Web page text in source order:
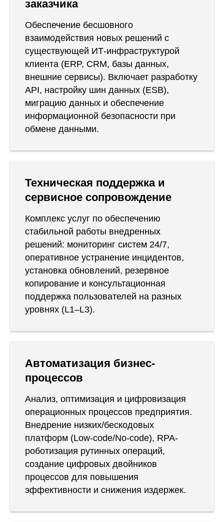
заказчика
Обеспечение бесшовного
взаимодействия новых решений с
существующей ИТ-инфраструктурой
клиента (ERP, CRM, базы данных,
внешние сервисы). Включает разработку
API, настройку шин данных (ESB),
миграцию данных и обеспечение
информационной безопасности при
обмене данными.
Техническая поддержка и
сервисное сопровождение
Комплекс услуг по обеспечению
стабильной работы внедренных
решений: мониторинг систем 24/7,
оперативное устранение инцидентов,
установка обновлений, резервное
копирование и консультационная
поддержка пользователей на разных
уровнях (L1–L3).
Автоматизация бизнес-
процессов
Анализ, оптимизация и цифровизация
операционных процессов предприятия.
Внедрение низких/бескодовых
платформ (Low-code/No-code), RPA-
роботизация рутинных операций,
создание цифровых двойников
процессов для повышения
эффективности и снижения издержек.